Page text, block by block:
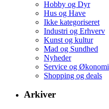
Hobby og Dyr
Hus og Have
Ikke kategoriseret
Industri og Erhverv
Kunst og kultur
Mad og Sundhed
Nyheder
Service og Økonomi
Shopping og deals
Arkiver